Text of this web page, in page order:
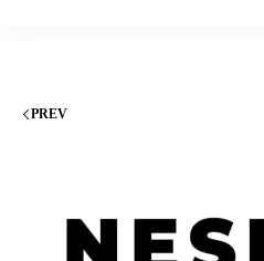
PREV